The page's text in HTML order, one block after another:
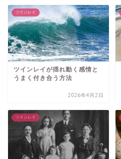
ツインレイ
ツインレイが揺れ動く感情と
うまく付き合う方法
2026年4月2日
ツインレイ